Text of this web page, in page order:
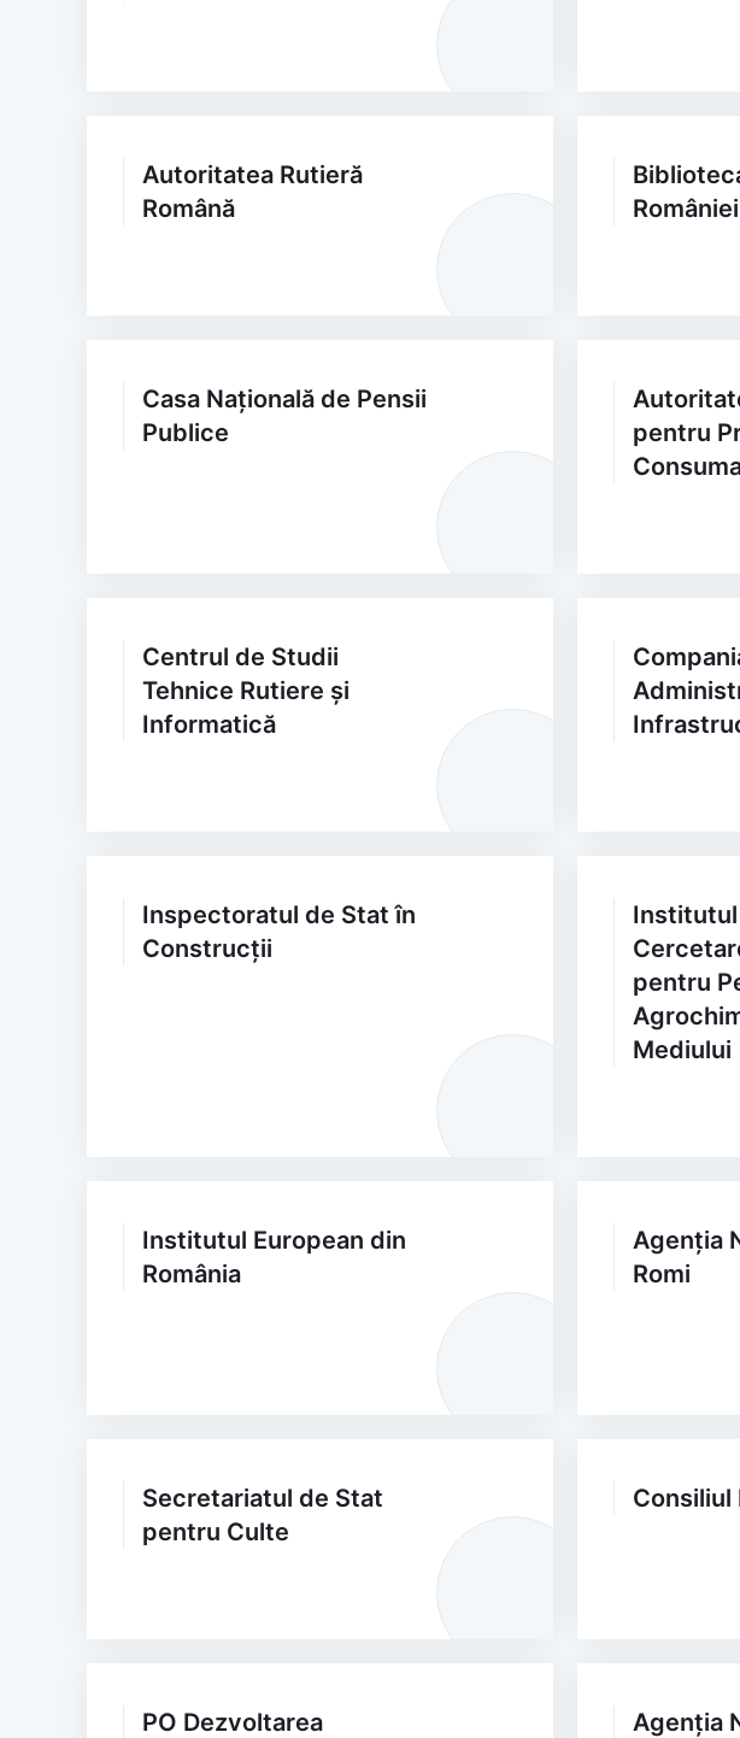
Autoritatea Rutieră
Română
României
Casa Națională de Pensii
Publice
pentru
Centrul de Studii
Tehnice Rutiere și
Informatică
Inspectoratul de Stat în
Construcții
Institutul
pentru
Mediului
Institutul European din
România
Agenția
Romi
Secretariatul de Stat
pentru Culte
Consiliul
PO Dezvoltarea
Agenția